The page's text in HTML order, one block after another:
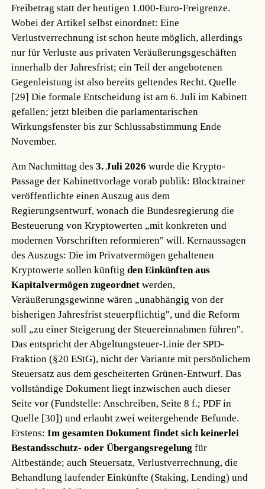
Freibetrag statt der heutigen 1.000-Euro-Freigrenze.
Wobei der Artikel selbst einordnet: Eine
Verlustverrechnung ist schon heute möglich, allerdings
nur für Verluste aus privaten Veräußerungsgeschäften
innerhalb der Jahresfrist; ein Teil der angebotenen
Gegenleistung ist also bereits geltendes Recht.Quelle
[29] Die formale Entscheidung ist am 6. Juli im Kabinett
gefallen; jetzt bleiben die parlamentarischen
Wirkungsfenster bis zur Schlussabstimmung Ende
November.
Am Nachmittag des3. Juli 2026 wurde die Krypto-
Passage der Kabinettvorlage vorab publik: Blocktrainer
veröffentlichte einen Auszug aus dem
Regierungsentwurf, wonach die Bundesregierung die
Besteuerung von Kryptowerten „mit konkreten und
modernen Vorschriften reformieren" will. Kernaussagen
des Auszugs: Die im Privatvermögen gehaltenen
Kryptowerte sollen künftigden Einkünften aus
Kapitalvermögen zugeordnet werden,
Veräußerungsgewinne wären „unabhängig von der
bisherigen Jahresfrist steuerpflichtig", und die Reform
soll „zu einer Steigerung der Steuereinnahmen führen".
Das entspricht der Abgeltungsteuer-Linie der SPD-
Fraktion (§20 EStG), nicht der Variante mit persönlichem
Steuersatz aus dem gescheiterten Grünen-Entwurf. Das
vollständige Dokument liegt inzwischen auch dieser
Seite vor (Fundstelle: Anschreiben, Seite 8 f.; PDF in
Quelle [30]) und erlaubt zwei weitergehende Befunde.
Erstens:Im gesamten Dokument findet sich keinerlei
Bestandsschutz- oder Übergangsregelung für
Altbestände; auch Steuersatz, Verlustverrechnung, die
Behandlung laufender Einkünfte (Staking, Lending) und